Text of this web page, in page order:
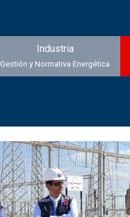
Industria
Gestión y Normativa Energética